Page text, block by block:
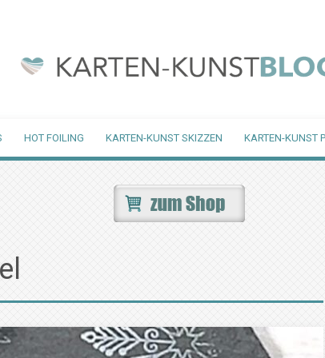
HOT FOILING KARTEN-KUNST SKIZZEN KARTEN-KUNST